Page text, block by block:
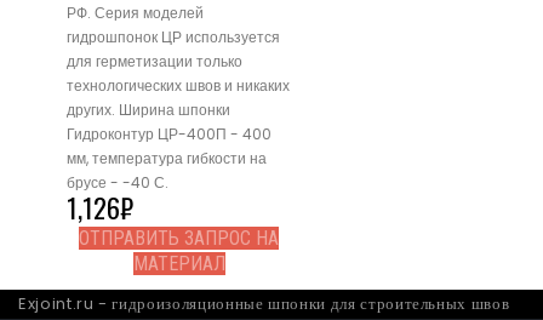
РФ. Серия моделей
гидрошпонок ЦР используется
для герметизации только
технологических швов и никаких
других. Ширина шпонки
Гидроконтур ЦР-400П - 400
мм, температура гибкости на
брусе - -40 С.
1,126₽
ОТПРАВИТЬ ЗАПРОС НА
МАТЕРИАЛ
Exjoint.ru - гидроизоляционные шпонки для строительных швов